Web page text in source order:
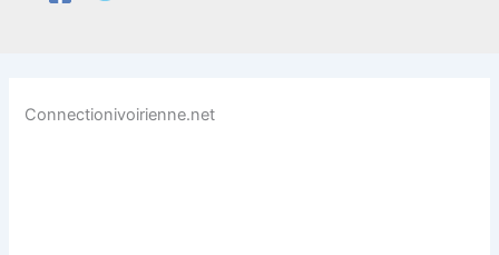
Connectionivoirienne.net